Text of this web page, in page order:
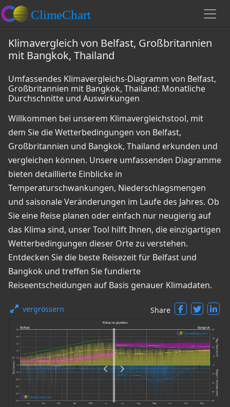
Klimavergleich von Belfast, Großbritannien
mit Bangkok, Thailand
Umfassendes Klimavergleichs-Diagramm von Belfast,
Großbritannien mit Bangkok, Thailand: Monatliche
Durchschnitte und Auswirkungen
Willkommen bei unserem Klimavergleichstool, mit
dem Sie die Wetterbedingungen von Belfast,
Großbritannien und Bangkok, Thailand erkunden und
vergleichen können. Unsere umfassenden Diagramme
bieten detaillierte Einblicke in
Temperaturschwankungen, Niederschlagsmengen
und saisonale Veränderungen im Laufe des Jahres. Ob
Sie eine Reise planen oder einfach nur neugierig auf
das Klima sind, unser Tool hilft Ihnen, die einzigartigen
Wetterbedingungen dieser Orte zu verstehen.
Entdecken Sie die beste Reisezeit für Belfast und
Bangkok und treffen Sie fundierte
Reiseentscheidungen auf Basis genauer Klimadaten.
vergrössern Share